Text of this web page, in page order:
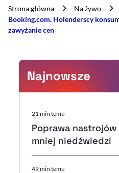
Najnowsze
21 min temu
Poprawa nastrojów
mniej niedźwiedzi
49 min temu
Strona główna Na żywo
Booking.com. Holenderscy
zawyżanie cen